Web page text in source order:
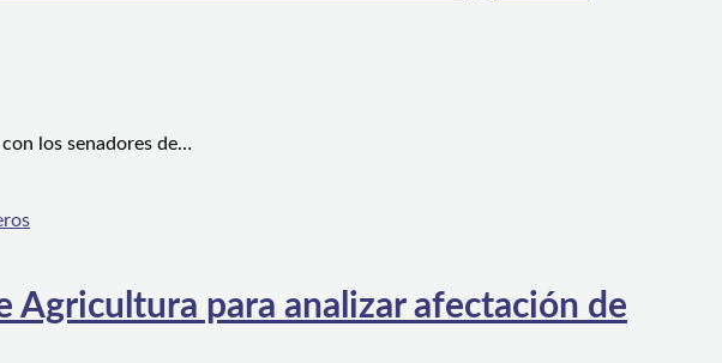
los senadores de…
para analizar afectación de